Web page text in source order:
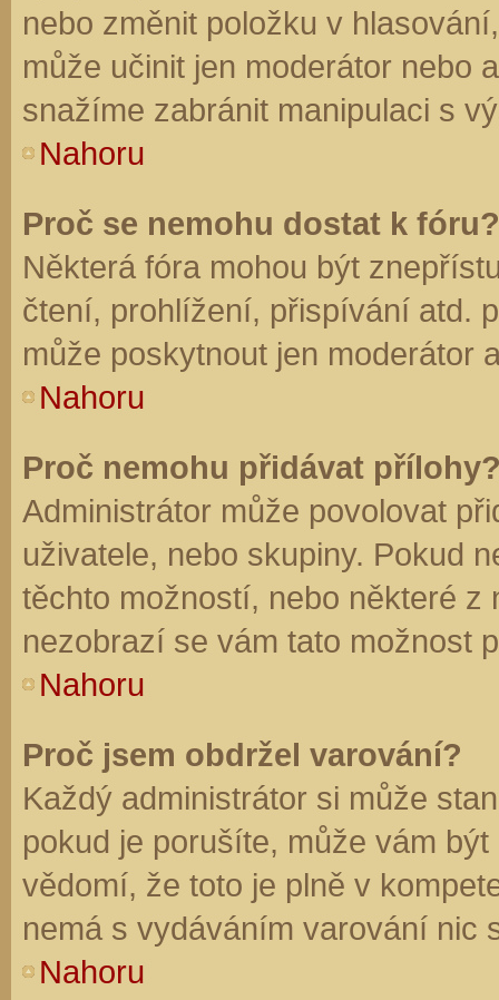
nebo změnit položku v
může učinit jen moderátor nebo
snažíme zabránit manipulaci s
Nahoru
Proč se nemohu dostat k fóru?
Některá fóra mohou být
čtení, prohlížení, přispívání atd.
může poskytnout jen moderátor
Nahoru
Proč nemohu přidávat
Administrátor může povolovat
uživatele, nebo skupiny. Pokud
těchto možností, nebo některé z
nezobrazí se vám tato možnost
Nahoru
Proč jsem obdržel varování?
Každý administrátor si může
pokud je porušíte, může vám
vědomí, že toto je plně v
nemá s vydáváním varování nic
Nahoru